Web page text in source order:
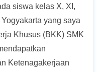
siswa kelas X, XI,
yang saya
Khusus (BKK) SMK
Ketenagakerjaan